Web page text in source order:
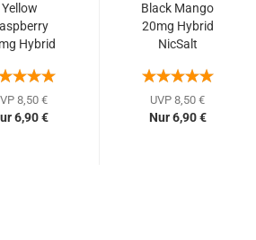
Yellow
Hybrid
8,50 €
6,90 €
Black Mango
20mg Hybrid
NicSalt
UVP 8,50 €
Nur 6,90 €